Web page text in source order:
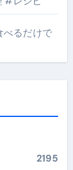
べるだけで
2195